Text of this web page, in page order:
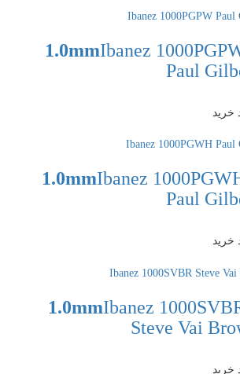
Ibanez
Paul
Ibanez
Paul
Ibanez
Steve Vai